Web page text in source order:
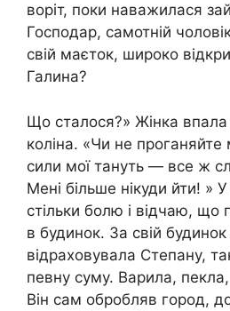
воріт, поки наважилася
Господар, самотній
свій маєток, широко
Галина?
Що сталося?» Жінка
коліна. «Чи не
сили мої тануть — все ж
Мені більше нікуди йти! » У
стільки болю і відчаю, що
в будинок. За свій
відраховувала Степану,
певну суму. Варила,
Він сам обробляв город,